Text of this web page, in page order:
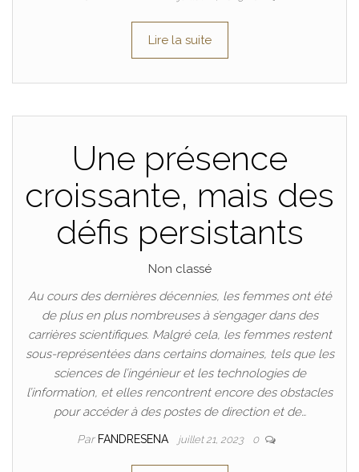
Lire la suite
Une présence
croissante, mais des
défis persistants
Non classé
Au cours des dernières décennies, les femmes ont été
de plus en plus nombreuses à s’engager dans des
carrières scientifiques. Malgré cela, les femmes restent
sous-représentées dans certains domaines, tels que les
sciences de l’ingénieur et les technologies de
l’information, et elles rencontrent encore des obstacles
pour accéder à des postes de direction et de…
Par FANDRESENA juillet 21, 2023 0